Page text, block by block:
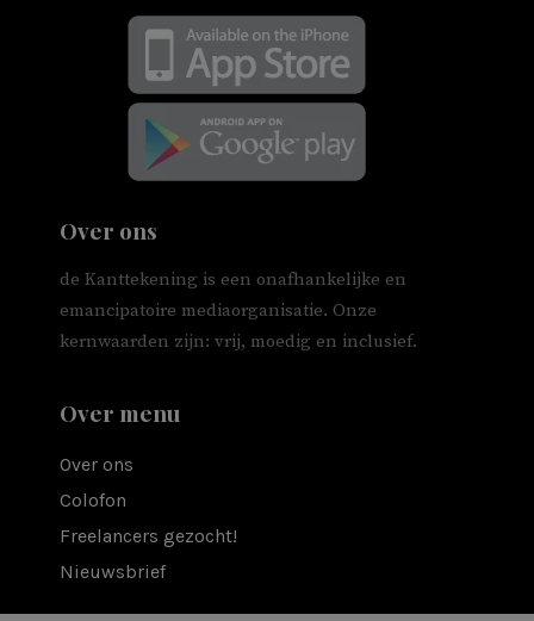
Over ons
de Kanttekening is een onafhankelijke en
emancipatoire mediaorganisatie. Onze
kernwaarden zijn: vrij, moedig en inclusief.
Over menu
Over ons
Colofon
Freelancers gezocht!
Nieuwsbrief